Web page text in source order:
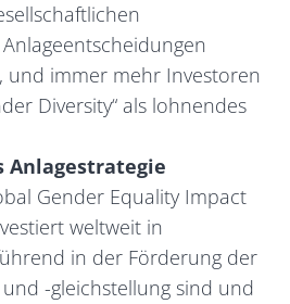
und immer mehr Investoren
Diversity“ als lohnendes
Anlagestrategie
Gender Equality Impact
weltweit in
in der Förderung der
-gleichstellung sind und